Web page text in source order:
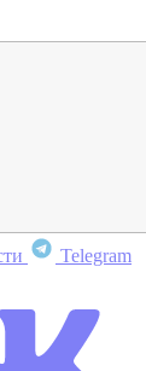
Telegram